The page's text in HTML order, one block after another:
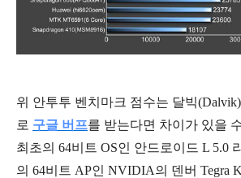
위 안투투 벤치마크 점수는 달빅
로 구글 버프를 받는다면 차이가 있을
최초의 64비트 OS인 안드로이드 L 5.0
의 64비트 AP인 NVIDIA의 덴버 Tegra